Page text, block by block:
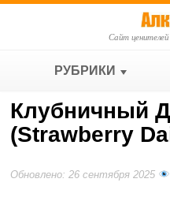
Сайт
РУБРИКИ
Клубничный
(Strawberry
Обновлено: 26 сентября 2025